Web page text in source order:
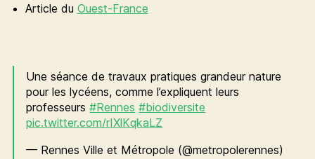
Article du Ouest-France
Une séance de travaux pratiques grandeur nature
pour les lycéens, comme l’expliquent leurs
professeurs#Rennes #biodiversite
pic.twitter.com/rIXlKqkaLZ
— Rennes Ville et Métropole (@metropolerennes)